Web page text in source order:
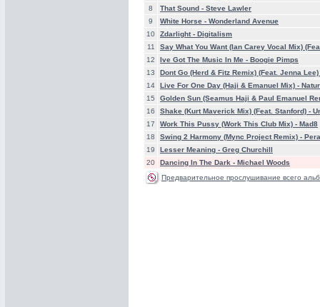
8
That Sound - Steve Lawler
9
White Horse - Wonderland Avenue
10
Zdarlight - Digitalism
11
Say What You Want (Ian Carey Vocal Mix)
12
Ive Got The Music In Me - Boogie Pimps
13
Dont Go (Herd & Fitz Remix) (Feat. Jenna
14
Live For One Day (Haji & Emanuel Mix) -
15
Golden Sun (Seamus Haji & Paul Emanuel
16
Shake (Kurt Maverick Mix) (Feat. Stanford) -
17
Work This Pussy (Work This Club Mix) - Mad8
18
Swing 2 Harmony (Mync Project Remix) -
19
Lesser Meaning - Greg Churchill
20
Dancing In The Dark - Michael Woods
Предварительное прослушивание всего